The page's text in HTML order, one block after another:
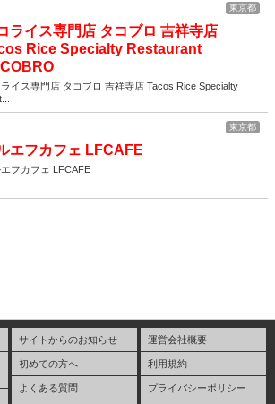
東京都
ライス専門店 タコブロ 吉祥寺店
Rice Specialty Restaurant
イス専門店 タコブロ 吉祥寺店 Tacos Rice Specialty
東京都
エフカフェ LFCAFE
フカフェ LFCAFE
サイトからのお知らせ
初めての方へ
よくある質問
運営会社概要
利用規約
プライバシーポリシー